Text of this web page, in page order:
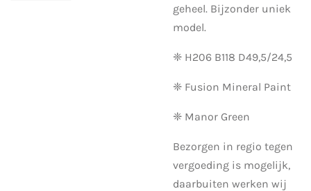
geheel. Bijzonder uniek
model.
❈ H206 B118 D49,5/24,5
❈ Fusion Mineral Paint
❈ Manor Green
Bezorgen in regio tegen
vergoeding is mogelijk,
daarbuiten werken wij